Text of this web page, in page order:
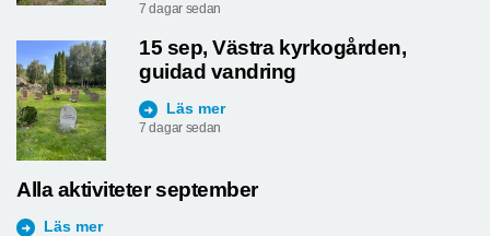
7 dagar sedan
15 sep, Västra kyrkogården,
guidad vandring
Läs mer
7 dagar sedan
Alla aktiviteter september
Läs mer